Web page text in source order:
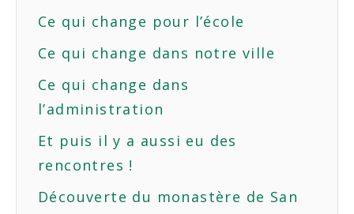
Ce qui change pour l’école
Ce qui change dans notre ville
Ce qui change dans
l’administration
Et puis il y a aussi eu des
rencontres !
Découverte du monastère de San